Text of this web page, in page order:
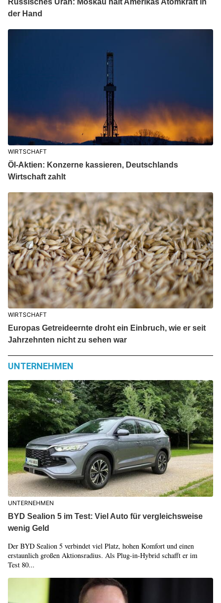
der Hand
WIRTSCHAFT
Öl-Aktien: Konzerne kassieren, Deutschlands
Wirtschaft zahlt
WIRTSCHAFT
Europas Getreideernte droht ein Einbruch, wie er seit
Jahrzehnten nicht zu sehen war
UNTERNEHMEN
UNTERNEHMEN
BYD Sealion 5 im Test: Viel Auto für vergleichsweise
wenig Geld
Der BYD Sealion 5 verbindet viel Platz, hohen Komfort und einen
erstaunlich großen Aktionsradius. Als Plug-in-Hybrid schafft er im
Test 80...